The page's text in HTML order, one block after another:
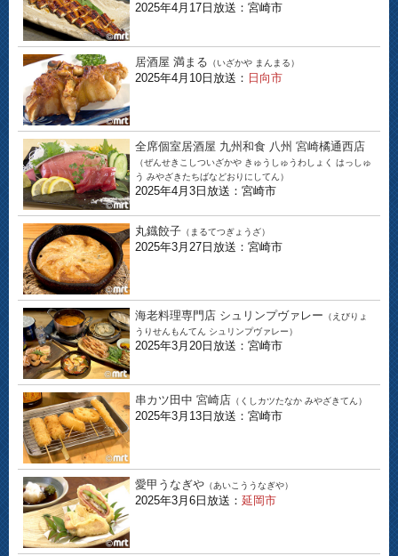
2025年4月17日放送：宮崎市
居酒屋 満まる （いざかや まんまる）
2025年4月10日放送： 日向市
全席個室居酒屋 九州和食 八州 宮崎橘通西店
（ぜんせきこしついざかや きゅうしゅうわしょく はっしゅ
う みやざきたちばなどおりにしてん）
2025年4月3日放送：宮崎市
丸鐡餃子 （まるてつぎょうざ）
2025年3月27日放送：宮崎市
海老料理専門店 シュリンプヴァレー （えびりょ
うりせんもんてん シュリンプヴァレー）
2025年3月20日放送：宮崎市
串カツ田中 宮崎店 （くしカツたなか みやざきてん）
2025年3月13日放送：宮崎市
愛甲うなぎや （あいこううなぎや）
2025年3月6日放送： 延岡市